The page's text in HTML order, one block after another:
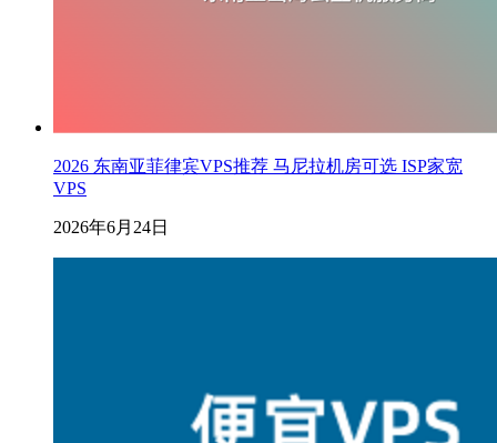
2026 东南亚菲律宾VPS推荐 马尼拉机房可选 ISP家宽
VPS
2026年6月24日